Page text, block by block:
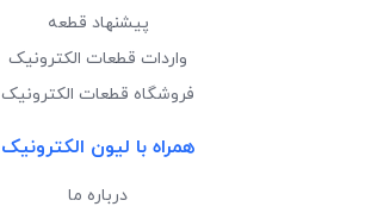
پیشنهاد قطعه
واردات قطعات الکترونیک
فروشگاه قطعات الکترونیک
همراه با لیون الکترونیک
درباره ما